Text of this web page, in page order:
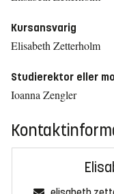
Kursansvarig
Elisabeth Zetterholm
Studierektor eller
Ioanna Zengler